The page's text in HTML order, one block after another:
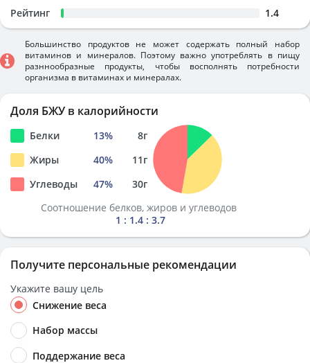
Рейтинг 1.4
Большинство продуктов не может содержать полный набор
витаминов и минералов. Поэтому важно употреблять в пищу
разннообразные продукты, чтобы восполнять потребности
организма в витаминах и минералах.
Доля БЖУ в калорийности
Белки 13% 8г
Жиры
40% 11г
Углеводы
47% 30г
Соотношение белков, жиров и углеводов
1 : 1.4 : 3.7
Получите персональные рекомендации
Укажите вашу цель
Снижение веса
Набор массы
Поддержание веса